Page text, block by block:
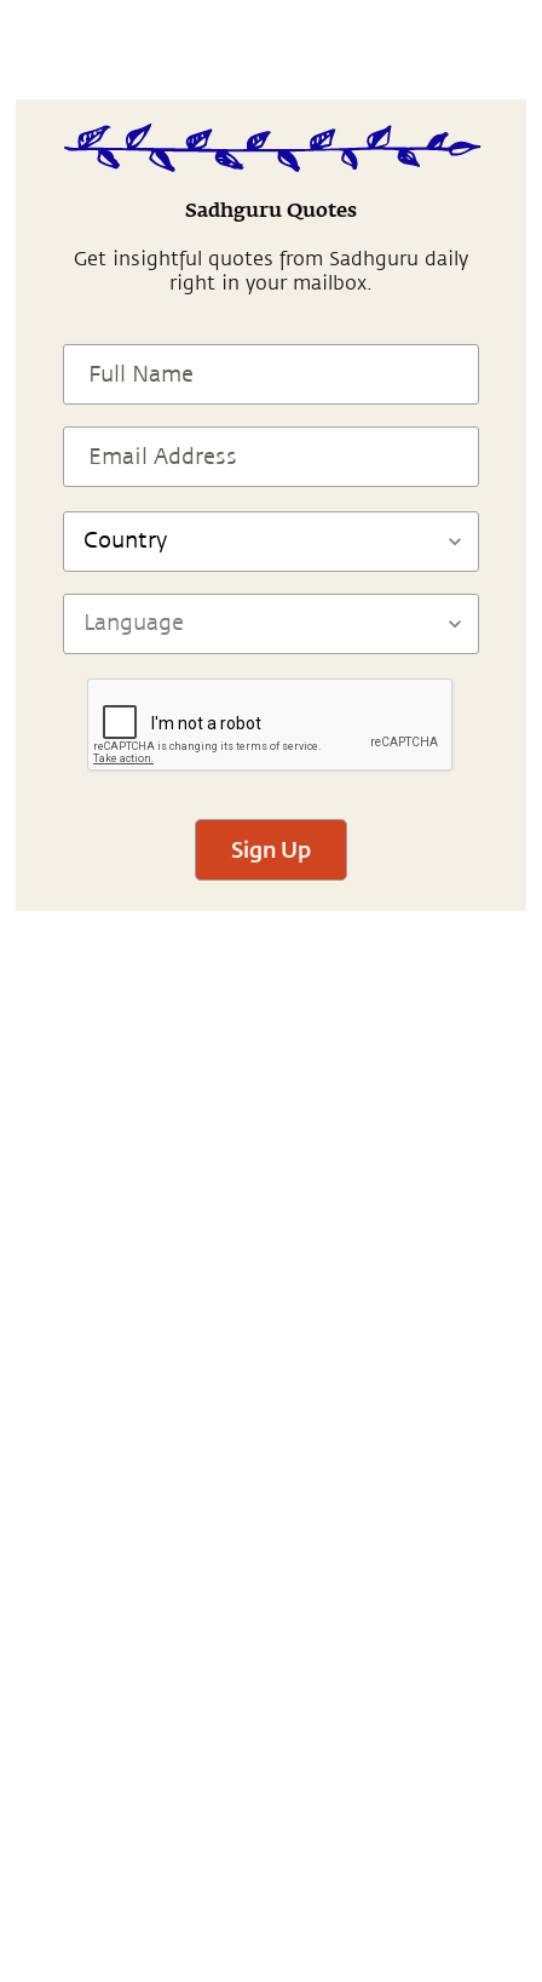
Sadhguru Quotes
Get insightful quotes from Sadhguru daily
right in your mailbox.
Sign Up